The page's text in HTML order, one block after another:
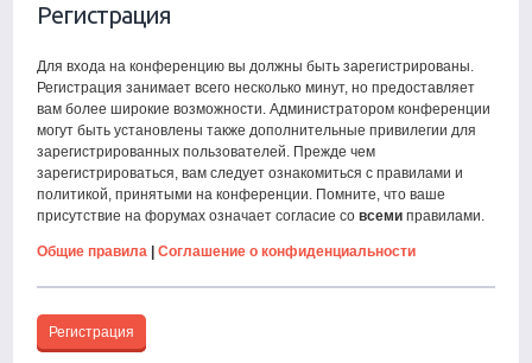
Регистрация
Для входа на конференцию вы должны быть зарегистрированы.
Регистрация занимает всего несколько минут, но предоставляет
вам более широкие возможности. Администратором конференции
могут быть установлены также дополнительные привилегии для
зарегистрированных пользователей. Прежде чем
зарегистрироваться, вам следует ознакомиться с правилами и
политикой, принятыми на конференции. Помните, что ваше
присутствие на форумах означает согласие совсеми правилами.
Общие правила |Соглашение о конфиденциальности
Регистрация